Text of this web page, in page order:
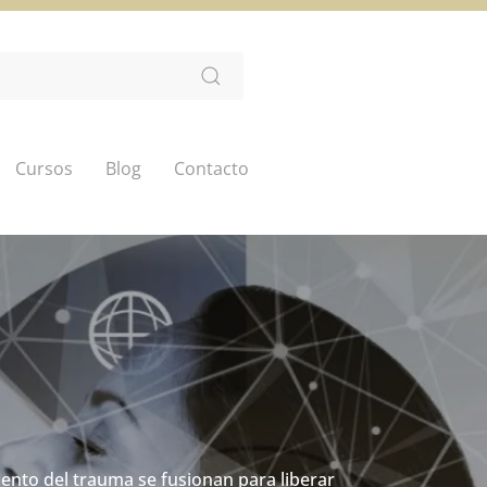
Cursos Blog Contacto
del trauma se fusionan para liberar
educación
resiliencia y recuperación de